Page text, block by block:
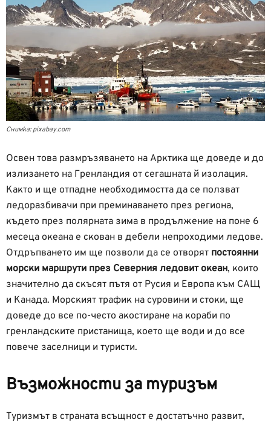
Снимка: pixabay.com
Освен това размръзяването на Арктика ще доведе и до
излизането на Гренландия от сегашната й изолация.
Както и ще отпадне необходимостта да се ползват
ледоразбивачи при преминаването през региона,
където през полярната зима в продължение на поне 6
месеца океана е скован в дебели непроходими ледове.
Отдръпването им ще позволи да се отворят постоянни
морски маршрути през Северния ледовит океан, които
значително да скъсят пътя от Русия и Европа към САЩ
и Канада. Морският трафик на суровини и стоки, ще
доведе до все по-често акостиране на кораби по
гренландските пристанища, което ще води и до все
повече заселници и туристи.
Възможности за туризъм
Туризмът в страната всъщност е достатъчно развит,